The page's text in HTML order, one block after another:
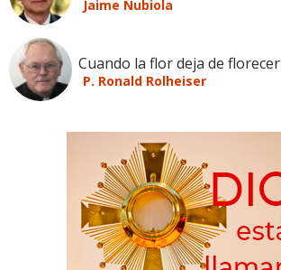
Jaime Nubiola
Cuando la flor deja de florecer
P. Ronald Rolheiser